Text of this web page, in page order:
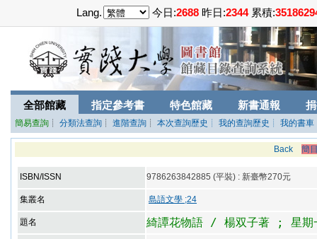
Lang. 今日:2688 昨日:2344累積:
全部館藏 指定參考書 特色館藏 新書通報
簡易查詢 ┊ 分類法查詢 ┊ 進階查詢 ┊ 本次查詢歷史 ┊ 我的查詢歷史 ┊ 我的書車
Back 簡
ISBN/ISSN 9786263842885 (平裝) : 新臺幣270元
集叢名 島語文學 ;24
題名 綺譚花物語 / 楊双子著 ; 星期